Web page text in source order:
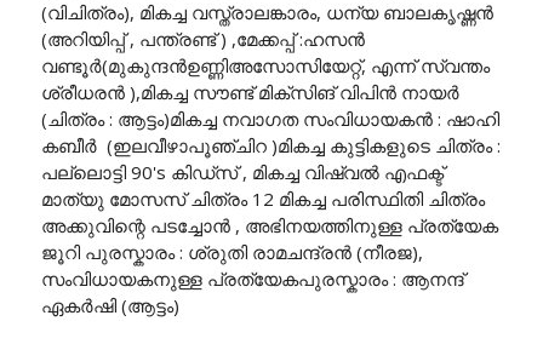
(വിചിത്രം), മികച്ച വസ്ത്രാലങ്കാരം, ധന്യ ബാലകൃഷ്ണൻ
(അറിയിപ്പ് , പന്ത്രണ്ട് ) ,മേക്കപ്പ് :ഹസൻ
വണ്ടൂർ(മുകുന്ദൻഉണ്ണിഅസോസിയേറ്റ്, എന്ന് സ്വന്തം
ശ്രീധരൻ ),മികച്ച സൗണ്ട് മിക്സിങ് വിപിൻ നായർ
(ചിത്രം : ആട്ടം)മികച്ച നവാഗത സംവിധായകൻ : ഷാഹി
കബീർ (ഇലവീഴാപൂഞ്ചിറ )മികച്ച കുട്ടികളുടെ ചിത്രം :
പല്ലൊട്ടി 90's കിഡ്സ് , മികച്ച വിഷ്വൽ എഫക്ട്
മാത്യു മോസസ് ചിത്രം 12 മികച്ച പരിസ്ഥിതി ചിത്രം
അക്കുവിന്റെ പടച്ചോൻ , അഭിനയത്തിനുള്ള പ്രത്യേക
ജൂറി പുരസ്കാരം : ശ്രുതി രാമചന്ദ്രൻ (നീരജ),
സംവിധായകനുള്ള പ്രത്യേകപുരസ്കാരം : ആനന്ദ്
ഏകർഷി (ആട്ടം)